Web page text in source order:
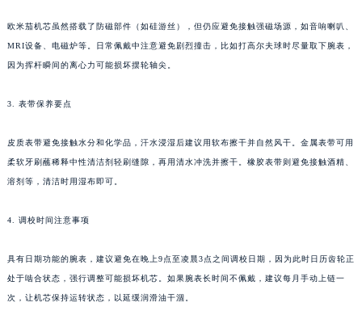
欧米茄机芯虽然搭载了防磁部件（如硅游丝），但仍应避免接触强磁场源，如音响喇叭、
MRI设备、电磁炉等。日常佩戴中注意避免剧烈撞击，比如打高尔夫球时尽量取下腕表，
因为挥杆瞬间的离心力可能损坏摆轮轴尖。
3. 表带保养要点
皮质表带避免接触水分和化学品，汗水浸湿后建议用软布擦干并自然风干。金属表带可用
柔软牙刷蘸稀释中性清洁剂轻刷缝隙，再用清水冲洗并擦干。橡胶表带则避免接触酒精、
溶剂等，清洁时用湿布即可。
4. 调校时间注意事项
具有日期功能的腕表，建议避免在晚上9点至凌晨3点之间调校日期，因为此时日历齿轮正
处于啮合状态，强行调整可能损坏机芯。如果腕表长时间不佩戴，建议每月手动上链一
次，让机芯保持运转状态，以延缓润滑油干涸。